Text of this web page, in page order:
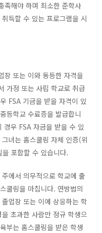
족해야 하며 최소한 준학사
득할 수 있는 프로그램을 시
장 또는 이와 동등한 자격을
가정 또는 사립 학교로 취급
FSA 기금을 받을 자격이 있
등학교 수료증을 발급합니
경우 FSA 자금을 받을 수 있
녀는 홈스쿨링 자체 인증(위
포함할 수 있습니다.
에서 의무적으로 학교에 출
쿨링을 마칩니다. 연방법의
업장 또는 이에 상응하는 학
초과한 사람만 정규 학생으
부는 홈스쿨링을 받은 학생